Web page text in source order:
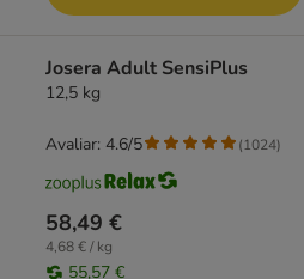
Josera Adult SensiPlus
12,5 kg
58,49 €
4,68 € / kg
55,57 €
Avaliar: 4.6/5 (1024)